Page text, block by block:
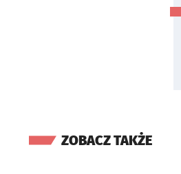
ZOBACZ TAKŻE